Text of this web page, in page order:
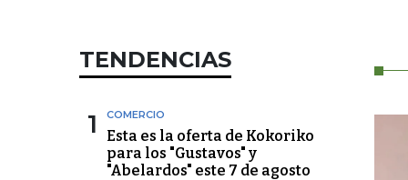
TENDENCIAS
1 COMERCIO
Esta es la oferta de Kokoriko
para los "Gustavos" y
"Abelardos" este 7 de agosto